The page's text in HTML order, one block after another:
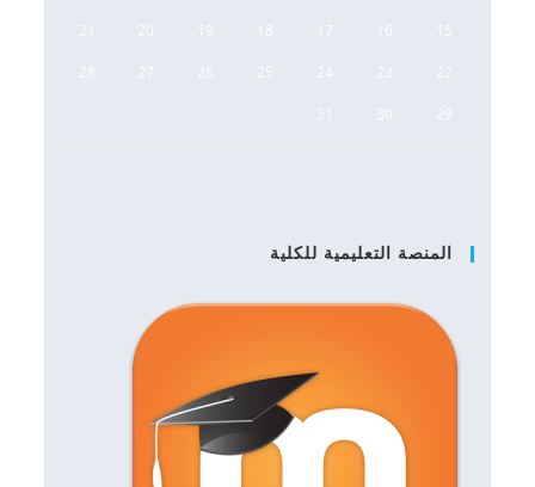
15
16
17
18
19
20
21
22
23
24
25
26
27
28
29
30
31
المنصة التعليمية للكلية